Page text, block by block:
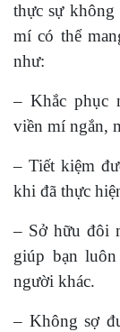
thực sự
mí có thể
như:
– Khắc phục
viền mí ngắn,
– Tiết kiệm
khi đã thực
– Sở hữu đôi
giúp bạn
người khác.
– Không sợ